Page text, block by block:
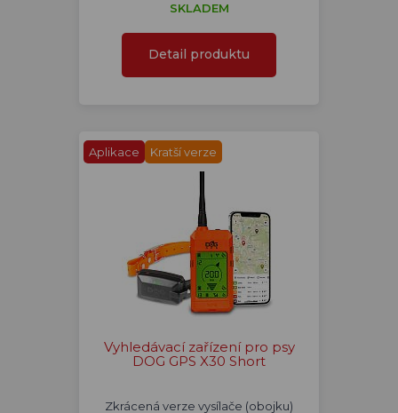
SKLADEM
Detail produktu
Aplikace Kratší verze
Vyhledávací zařízení pro psy
DOG GPS X30 Short
Zkrácená verze vysílače (obojku)